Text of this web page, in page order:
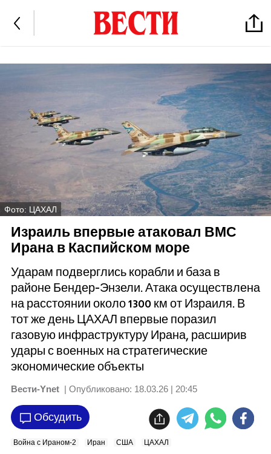
Фото: ЦАХАЛ
Израиль впервые атаковал ВМС
Ирана в Каспийском море
Ударам подверглись корабли и база в
районе Бендер-Энзели. Атака осуществлена
на расстоянии около 1300 км от Израиля. В
тот же день ЦАХАЛ впервые поразил
газовую инфраструктуру Ирана, расширив
удары с военных на стратегические
экономические объекты
Вести-Ynet | Опубликовано: 18.03.26 | 20:45
Обсудить
Война с Ираном-2 Иран США ЦАХАЛ